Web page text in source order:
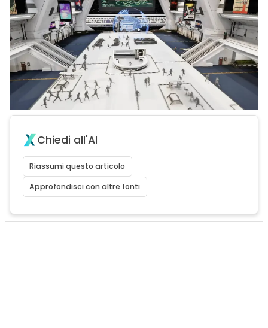
Chiedi all'AI
Riassumi questo articolo
Approfondisci con altre fonti